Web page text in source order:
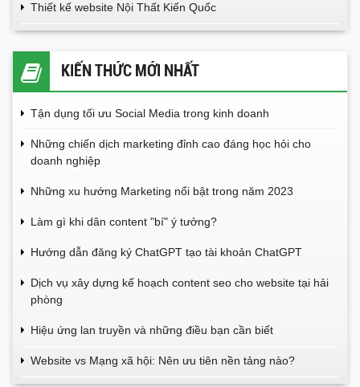
Thiết kế website Nội Thất Kiến Quốc
KIẾN THỨC MỚI NHẤT
Tận dụng tối ưu Social Media trong kinh doanh
Những chiến dịch marketing đỉnh cao đáng học hỏi cho
doanh nghiệp
Những xu hướng Marketing nổi bật trong năm 2023
Làm gì khi dân content "bí" ý tưởng?
Hướng dẫn đăng ký ChatGPT tạo tài khoản ChatGPT
Dịch vụ xây dựng kế hoạch content seo cho website tại hải
phòng
Hiệu ứng lan truyền và những điều bạn cần biết
Website vs Mạng xã hội: Nên ưu tiên nền tảng nào?